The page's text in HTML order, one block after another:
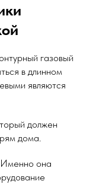
газовый
в длинном
являются
должен
дома.
Именно она